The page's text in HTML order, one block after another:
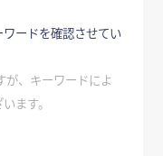
ードを確認させてい
、キーワードによ
ます。